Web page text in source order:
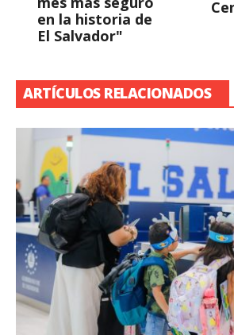
en la historia de
El Salvador"
ARTÍCULOS RELACIONADOS